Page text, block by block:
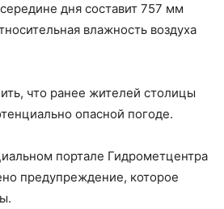
дня составит 757 мм
влажность воздуха
что ранее жителей столицы
опасной погоде.
портале Гидрометцентра
предупреждение, которое